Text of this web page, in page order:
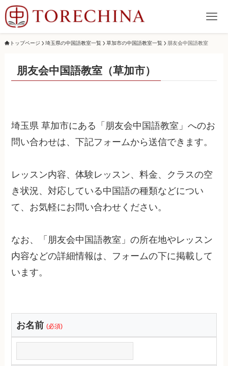
トップページ 埼玉県の中国語教室一覧 草加市の中国語教室一覧 朋友会中国語教室
朋友会中国語教室（草加市）
埼玉県 草加市にある「朋友会中国語教室」へのお
問い合わせは、下記フォームから送信できます。
レッスン内容、体験レッスン、料金、クラスの空
き状況、対応している中国語の種類などについ
て、お気軽にお問い合わせください。
なお、「朋友会中国語教室」の所在地やレッスン
内容などの詳細情報は、フォームの下に掲載して
います。
お名前 (必須)